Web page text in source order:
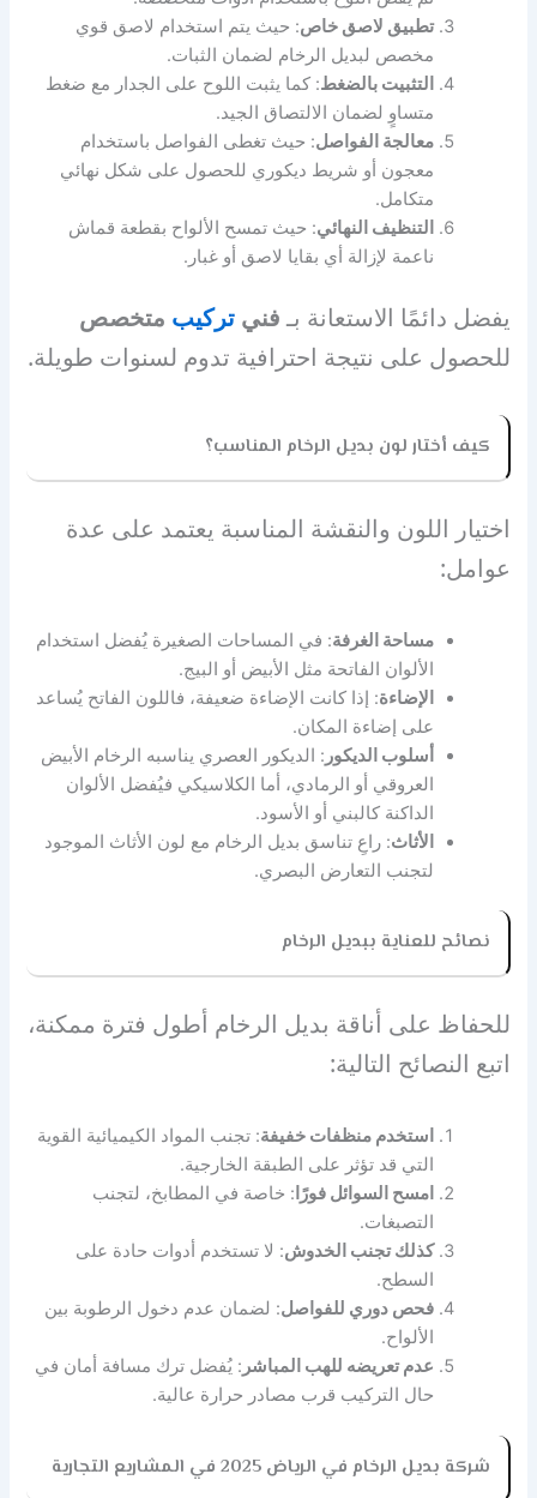
تطبيق لاصق خاص: حيث يتم استخدام لاصق قوي
مخصص لبديل الرخام لضمان الثبات.
التثبيت بالضغط: كما يثبت اللوح على الجدار مع ضغط
متساوٍ لضمان الالتصاق الجيد.
معالجة الفواصل: حيث تغطى الفواصل باستخدام
معجون أو شريط ديكوري للحصول على شكل نهائي
متكامل.
التنظيف النهائي: حيث تمسح الألواح بقطعة قماش
ناعمة لإزالة أي بقايا لاصق أو غبار.
يفضل دائمًا الاستعانة بـفنيتركيب متخصص
للحصول على نتيجة احترافية تدوم لسنوات طويلة.
كيف أختار لون بديل الرخام المناسب؟
اختيار اللون والنقشة المناسبة يعتمد على عدة
عوامل:
مساحة الغرفة: في المساحات الصغيرة يُفضل استخدام
الألوان الفاتحة مثل الأبيض أو البيج.
الإضاءة: إذا كانت الإضاءة ضعيفة، فاللون الفاتح يُساعد
على إضاءة المكان.
أسلوب الديكور : الديكور العصري يناسبه الرخام الأبيض
العروقي أو الرمادي، أما الكلاسيكي فيُفضل الألوان
الداكنة كالبني أو الأسود.
الأثاث: راعِ تناسق بديل الرخام مع لون الأثاث الموجود
لتجنب التعارض البصري.
نصائح للعناية ببديل الرخام
للحفاظ على أناقة بديل الرخام أطول فترة ممكنة،
اتبع النصائح التالية:
استخدم منظفات خفيفة: تجنب المواد الكيميائية القوية
التي قد تؤثر على الطبقة الخارجية.
امسح السوائل فورًا : خاصة في المطابخ، لتجنب
التصبغات.
كذلك تجنب الخدوش: لا تستخدم أدوات حادة على
السطح.
فحص دوري للفواصل: لضمان عدم دخول الرطوبة بين
الألواح.
عدم تعريضه للهب المباشر : يُفضل ترك مسافة أمان في
حال التركيب قرب مصادر حرارة عالية.
شركة بديل الرخام في الرياض 2025 في المشاريع التجارية